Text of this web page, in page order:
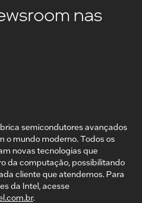
nas
semicondutores avançados
o mundo moderno. Todos os
novas tecnologias que
da computação, possibilitando
cliente que atendemos. Para
da Intel, acesse
.